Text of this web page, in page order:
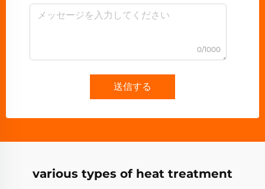
0/1000
送信する
various types of heat treatment